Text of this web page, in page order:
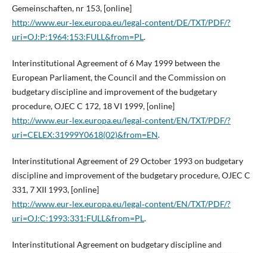
Gemeinschaften, nr 153, [online]
http://www.eur‑lex.europa.eu/legal‑content/DE/TXT/PDF/?
uri=OJ:P:1964:153:FULL&from=PL.
Interinstitutional Agreement of 6 May 1999 between the
European Parliament, the Council and the Commission on
budgetary discipline and improvement of the budgetary
procedure, OJEC C 172, 18 VI 1999, [online]
http://www.eur‑lex.europa.eu/legal‑content/EN/TXT/PDF/?
uri=CELEX:31999Y0618(02)&from=EN.
Interinstitutional Agreement of 29 October 1993 on budgetary
discipline and improvement of the budgetary procedure, OJEC C
331, 7 XII 1993, [online]
http://www.eur‑lex.europa.eu/legal‑content/EN/TXT/PDF/?
uri=OJ:C:1993:331:FULL&from=PL.
Interinstitutional Agreement on budgetary discipline and